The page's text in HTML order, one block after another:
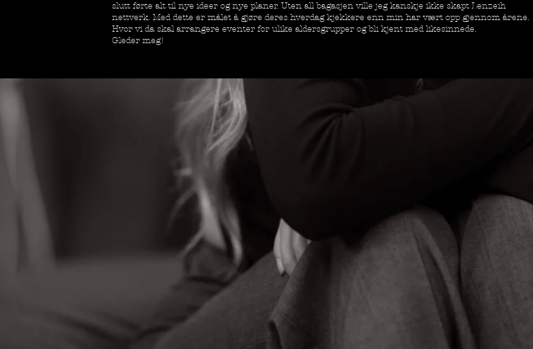
slutt førte alt til nye ideer og nye planer. Uten all bagasjen ville jeg kanskje ikke skapt Lenzeih
nettverk. Med dette er målet å gjøre deres hverdag kjekkere enn min har vært opp gjennom årene.
Hvor vi da skal arrangere eventer for ulike aldersgrupper og bli kjent med likesinnede.
Gleder meg!